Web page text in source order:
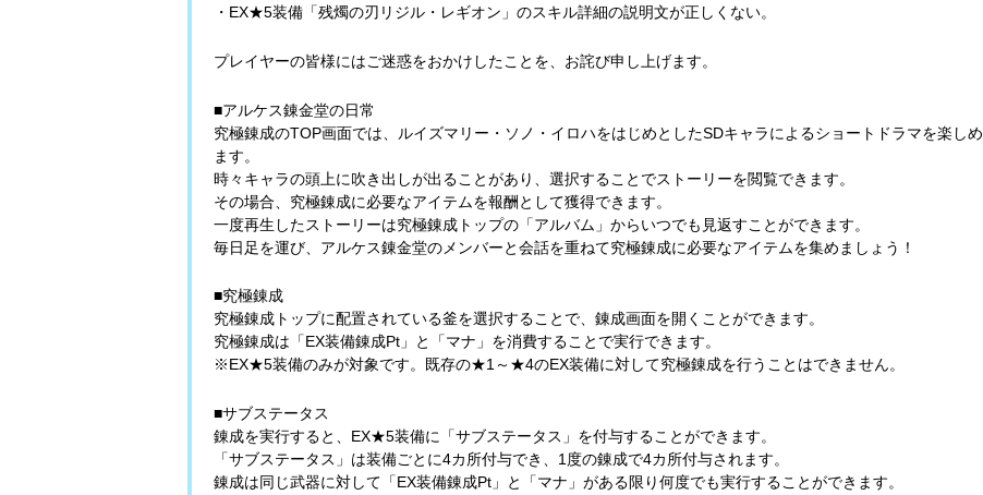
・EX★5装備「残燭の刃リジル・レギオン」のスキル詳細の説明文が正しくない。
プレイヤーの皆様にはご迷惑をおかけしたことを、お詫び申し上げます。
■アルケス錬金堂の日常
究極錬成のTOP画面では、ルイズマリー・ソノ・イロハをはじめとしたSDキャラによるショートドラマを楽しめ
ます。
時々キャラの頭上に吹き出しが出ることがあり、選択することでストーリーを閲覧できます。
その場合、究極錬成に必要なアイテムを報酬として獲得できます。
一度再生したストーリーは究極錬成トップの「アルバム」からいつでも見返すことができます。
毎日足を運び、アルケス錬金堂のメンバーと会話を重ねて究極錬成に必要なアイテムを集めましょう！
■究極錬成
究極錬成トップに配置されている釜を選択することで、錬成画面を開くことができます。
究極錬成は「EX装備錬成Pt」と「マナ」を消費することで実行できます。
※EX★5装備のみが対象です。既存の★1～★4のEX装備に対して究極錬成を行うことはできません。
■サブステータス
錬成を実行すると、EX★5装備に「サブステータス」を付与することができます。
「サブステータス」は装備ごとに4カ所付与でき、1度の錬成で4カ所付与されます。
錬成は同じ武器に対して「EX装備錬成Pt」と「マナ」がある限り何度でも実行することができます。